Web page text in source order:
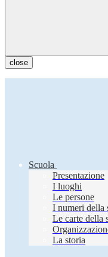
close
Scuola
Presentazione
I luoghi
Le persone
I numeri della
Le carte della
La storia